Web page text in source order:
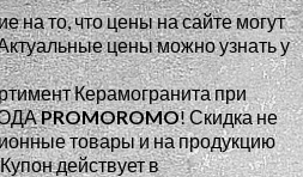
то, что цены на сайте могут
цены можно узнать у
Керамогранита при
PROMOROMO!Скидка не
товары и на продукцию
действует в